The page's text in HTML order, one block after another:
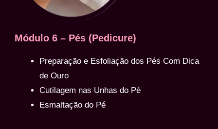
Módulo 6 – Pés (Pedicure)
Preparação e Esfoliação dos Pés Com Dica
de Ouro
Cutilagem nas Unhas do Pé
Esmaltação do Pé